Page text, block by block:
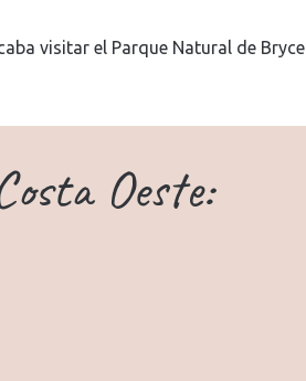
visitar el Parque Natural de Bryce
Oeste: